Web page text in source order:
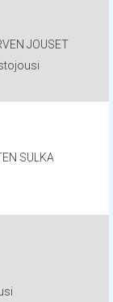
JOUSET
SULKA